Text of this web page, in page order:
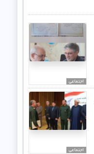
اجتماعی
اجتماعی